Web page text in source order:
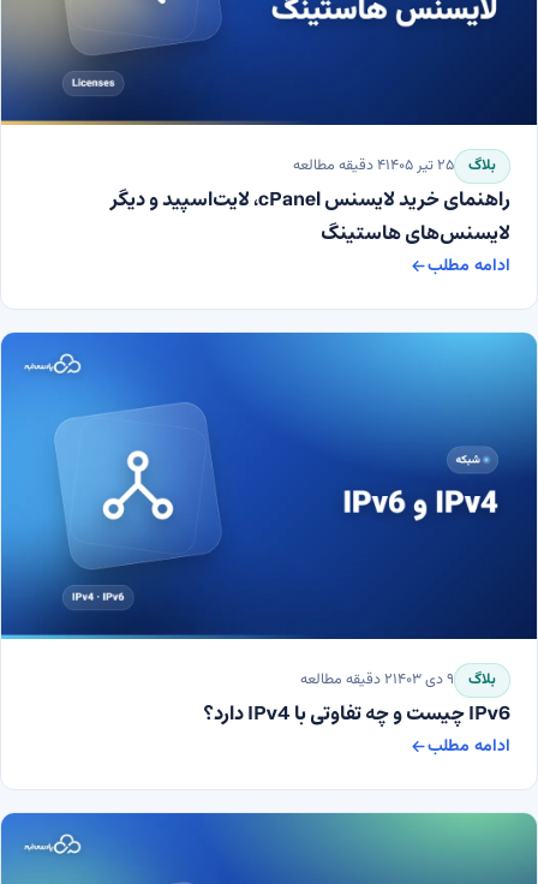
بلاگ ۲۵ تیر ۱۴۰۵ ۴دقیقه مطالعه
راهنمای خرید لایسنس cPanel، لایت‌اسپید و دیگر
لایسنس‌های هاستینگ
ادامه مطلب
راهنمای خرید لایسنس cPanel، لایت‌اسپید و دیگر لایسنس‌های هاستینگ
بلاگ ۹ دی ۱۴۰۳ ۲دقیقه مطالعه
IPv6 چیست و چه تفاوتی با IPv4 دارد؟
ادامه مطلب
IPv6 چیست و چه تفاوتی با IPv4 دارد؟